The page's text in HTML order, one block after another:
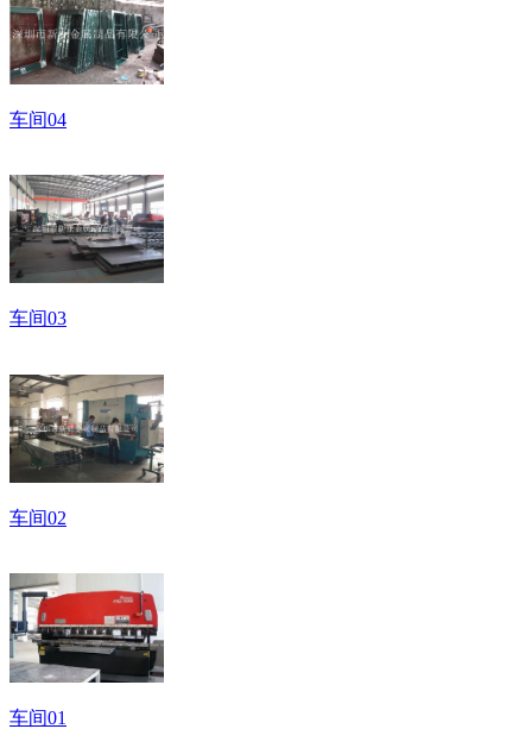
车间04
车间03
车间02
车间01